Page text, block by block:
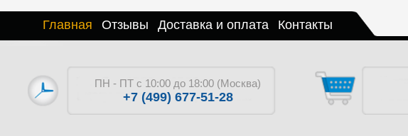
Главная Отзывы Доставка и оплата Контакты
ПН - ПТ с 10:00 до 18:00 (Москва)
+7 (499) 677-51-28